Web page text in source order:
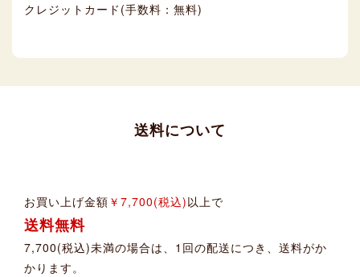
クレジットカード(手数料：無料)
送料について
お買い上げ金額 ￥7,700(税込)以上で
送料無料
7,700(税込)未満の場合は、1回の配送につき、送料がか
かります。